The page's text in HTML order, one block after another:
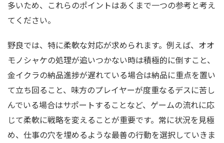
多いため、これらのポイントはあくまで一つの参考と考え
てください。
野良では、特に柔軟な対応が求められます。例えば、オオ
モノシャケの処理が追いつかない時は積極的に倒すこと、
金イクラの納品進捗が遅れている場合は納品に重点を置い
て立ち回ること、味方のプレイヤーが度重なるデスに苦し
んでいる場合はサポートすることなど、ゲームの流れに応
じて柔軟に戦略を変えることが重要です。常に状況を見極
め、仕事の穴を埋めるような最善の行動を選択していきま